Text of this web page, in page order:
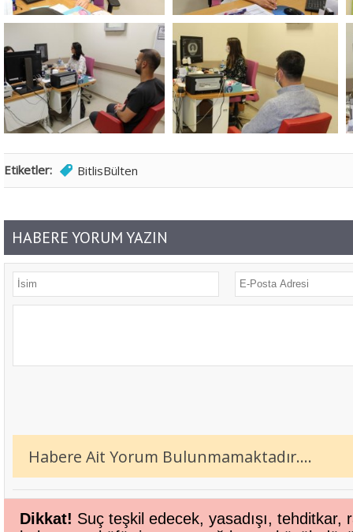
Etiketler: BitlisBülten
HABERE YORUM YAZIN
Habere Ait Yorum Bulunmamaktadır....
Dikkat! Suç teşkil edecek, yasadışı, tehditkar,